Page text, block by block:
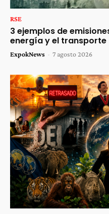
RSE
3 ejemplos de
energía y el transporte
ExpokNews - 7 agosto 2026